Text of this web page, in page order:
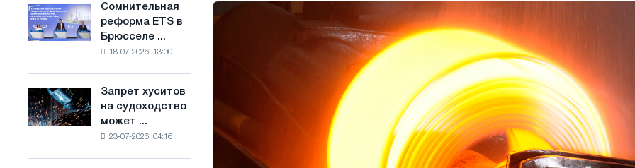
производству
низкоуглеродистой
основе
водорода
во
Франции
Сомнительная
реформа
ETS
отраслевые
ограничения
по
Сомнительная
реформа ETS в
Брюсселе ...
18-07-2026, 13:00
Запрет
хуситов
на
Запрет хуситов
на судоходство
может ...
23-07-2026, 04:16